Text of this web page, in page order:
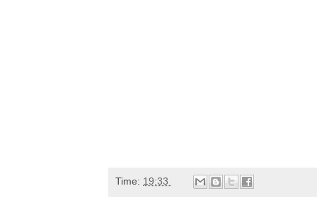
Time: 19:33